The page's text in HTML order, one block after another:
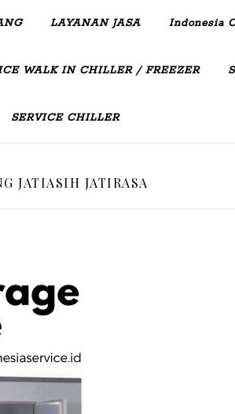
LAYANAN JASA Indonesia
WALK IN CHILLER / FREEZER
SERVICE CHILLER
JATIASIH JATIRASA